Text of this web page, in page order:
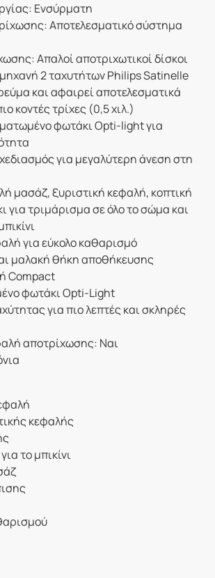
Ενσύρματη
Αποτελεσματικό σύστημα
Απαλοί αποτριχωτικοί δίσκοι
2 ταχυτήτων Philips Satinelle
και αφαιρεί αποτελεσματικά
κοντές τρίχες (0,5 χιλ.)
φωτάκι Opti-light για
για μεγαλύτερη άνεση στη
μασάζ, ξυριστική κεφαλή, κοπτική
για τριμάρισμα σε όλο το σώμα και
για εύκολο καθαρισμό
μαλακή θήκη αποθήκευσης
Compact
φωτάκι Opti-Light
για πιο λεπτές και σκληρές
αποτρίχωσης: Ναι
κεφαλής
το μπικίνι